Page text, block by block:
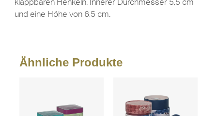
klappbaren Henkeln. Innerer Durchmesser 5,5 cm
und eine Höhe von 6,5 cm.
Ähnliche Produkte